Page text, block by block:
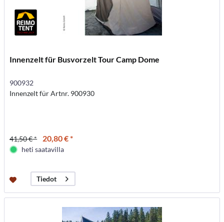
Innenzelt für Busvorzelt Tour Camp Dome
900932
Innenzelt für Artnr. 900930
41,50 € * 20,80 € *
heti saatavilla
Tiedot